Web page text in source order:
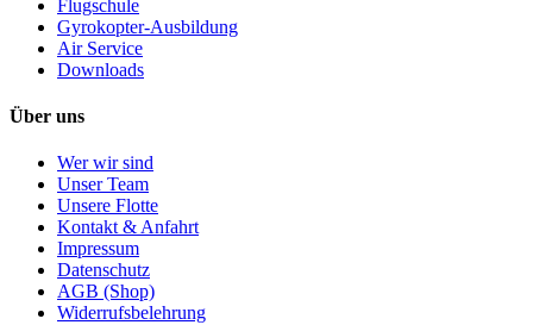
Flugschule
Gyrokopter-Ausbildung
Air Service
Downloads
Über uns
Wer wir sind
Unser Team
Unsere Flotte
Kontakt & Anfahrt
Impressum
Datenschutz
AGB (Shop)
Widerrufsbelehrung